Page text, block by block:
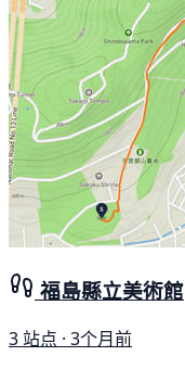
福島縣立美術館
3 站点 · 3个月前